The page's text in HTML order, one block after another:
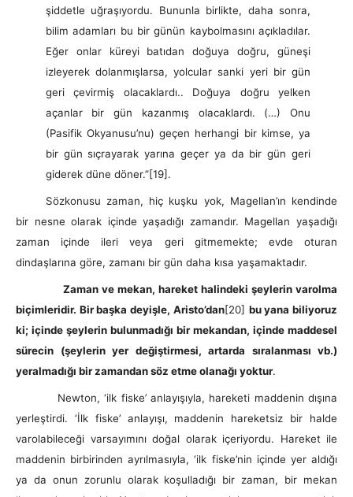
şiddetle uğraşıyordu. Bununla birlikte, daha sonra,
bilim adamları bu bir günün kaybolmasını açıkladılar.
Eğer onlar küreyi batıdan doğuya doğru, güneşi
izleyerek dolanmışlarsa, yolcular sanki yeri bir gün
geri çevirmiş olacaklardı.. Doğuya doğru yelken
açanlar bir gün kazanmış olacaklardı. (…) Onu
(Pasifik Okyanusu’nu) geçen herhangi bir kimse, ya
bir gün sıçrayarak yarına geçer ya da bir gün geri
giderek düne döner.”[19].
Sözkonusu zaman, hiç kuşku yok, Magellan’ın kendinde
bir nesne olarak içinde yaşadığı zamandır. Magellan yaşadığı
zaman içinde ileri veya geri gitmemekte; evde oturan
dindaşlarına göre, zamanı bir gün daha kısa yaşamaktadır.
Zaman ve mekan, hareket halindeki şeylerin varolma
biçimleridir. Bir başka deyişle, Aristo’dan[20] bu yana biliyoruz
ki; içinde şeylerin bulunmadığı bir mekandan, içinde maddesel
sürecin (şeylerin yer değiştirmesi, artarda sıralanması vb.)
yeralmadığı bir zamandan söz etme olanağı yoktur.
Newton, ‘ilk fiske’ anlayışıyla, hareketi maddenin dışına
yerleştirdi. ‘İlk fiske’ anlayışı, maddenin hareketsiz bir halde
varolabileceği varsayımını doğal olarak içeriyordu. Hareket ile
maddenin birbirinden ayrılmasıyla, ‘ilk fiske’nin içinde yer aldığı
ya da onun zorunlu olarak koşulladığı bir zaman, bir mekan